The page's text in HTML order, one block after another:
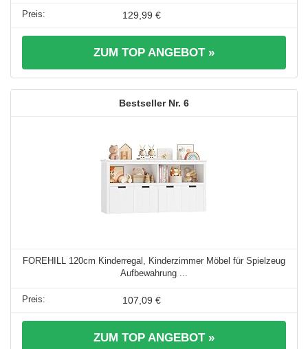
129,99 €
ZUM TOP ANGEBOT »
6
FOREHILL 120cm Kinderregal, Kinderzimmer Möbel für Spielzeug
Aufbewahrung ...
107,09 €
ZUM TOP ANGEBOT »